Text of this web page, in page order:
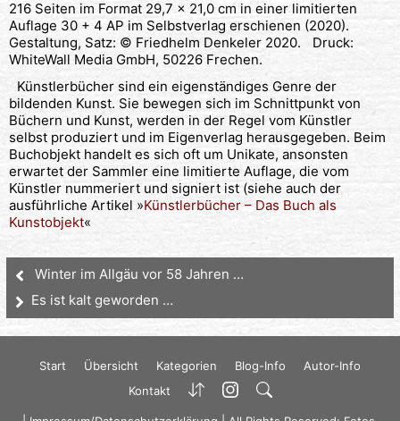
216 Seiten im Format 29,7 x 21,0 cm in einer limitierten
Auflage 30 + 4 AP im Selbstverlag erschienen (2020).
Gestaltung, Satz: © Friedhelm Denkeler 2020. Druck:
WhiteWall Media GmbH, 50226 Frechen.
Künstlerbücher sind ein eigenständiges Genre der
bildenden Kunst. Sie bewegen sich im Schnittpunkt von
Büchern und Kunst, werden in der Regel vom Künstler
selbst produziert und im Eigenverlag herausgegeben. Beim
Buchobjekt handelt es sich oft um Unikate, ansonsten
erwartet der Sammler eine limitierte Auflage, die vom
Künstler nummeriert und signiert ist (siehe auch der
ausführliche Artikel »Künstlerbücher – Das Buch als
Kunstobjekt«
Winter im Allgäu vor 58 Jahren …
Es ist kalt geworden …
Start Übersicht Kategorien Blog-Info
Autor-Info
Kontakt